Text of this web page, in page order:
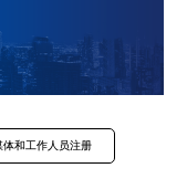
和工作人员注册